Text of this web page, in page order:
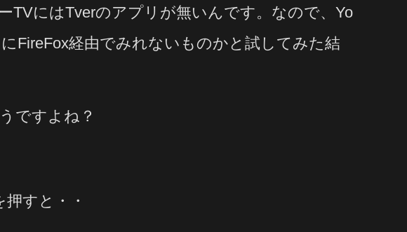
TVにはTverのアプリが無いんです。なので、Yo
FireFox経由でみれないものかと試してみた結
ですよね？
すと・・